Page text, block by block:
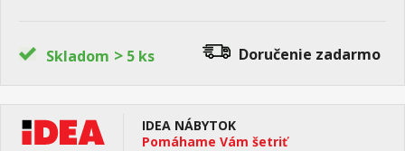
Skladom > 5 ks Doručenie zadarmo
IDEA NÁBYTOK
Pomáhame Vám šetriť